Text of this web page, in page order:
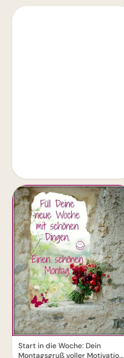
Start in die Woche: Dein
Montagsgruß voller Motivation